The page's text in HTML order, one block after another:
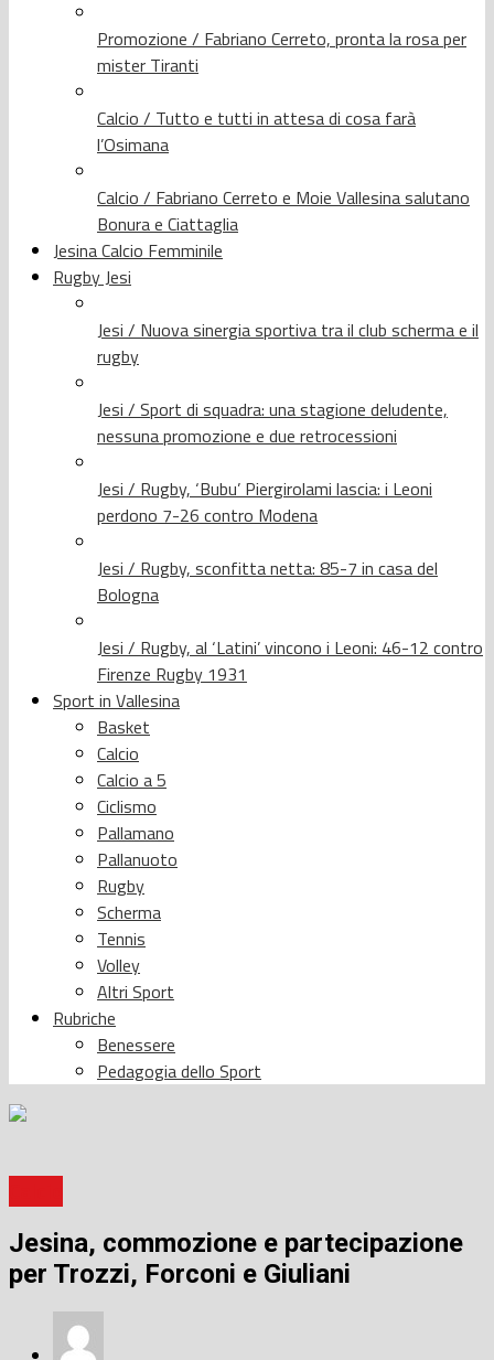
Promozione / Fabriano Cerreto, pronta la rosa per
mister Tiranti
Calcio / Tutto e tutti in attesa di cosa farà
l’Osimana
Calcio / Fabriano Cerreto e Moie Vallesina salutano
Bonura e Ciattaglia
Jesina Calcio Femminile
Rugby Jesi
Jesi / Nuova sinergia sportiva tra il club scherma e il
rugby
Jesi / Sport di squadra: una stagione deludente,
nessuna promozione e due retrocessioni
Jesi / Rugby, ‘Bubu’ Piergirolami lascia: i Leoni
perdono 7-26 contro Modena
Jesi / Rugby, sconfitta netta: 85-7 in casa del
Bologna
Jesi / Rugby, al ‘Latini’ vincono i Leoni: 46-12 contro
Firenze Rugby 1931
Sport in Vallesina
Basket
Calcio
Calcio a 5
Ciclismo
Pallamano
Pallanuoto
Rugby
Scherma
Tennis
Volley
Altri Sport
Rubriche
Benessere
Pedagogia dello Sport
Jesina, commozione e partecipazione
per Trozzi, Forconi e Giuliani